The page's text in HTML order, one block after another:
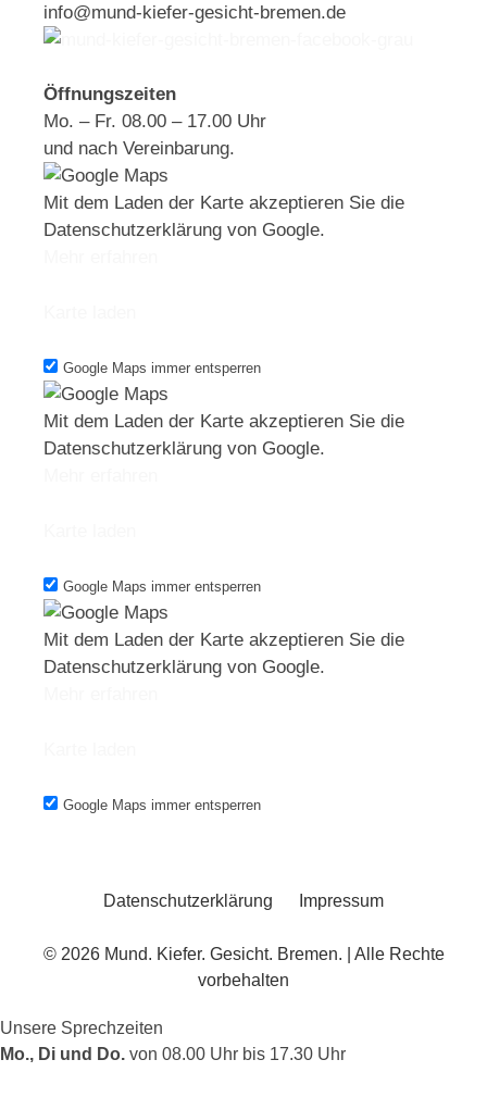
info@mund-kiefer-gesicht-bremen.de
Öffnungszeiten
Mo. – Fr. 08.00 – 17.00 Uhr
und nach Vereinbarung.
Mit dem Laden der Karte akzeptieren Sie die
Datenschutzerklärung von Google.
Google Maps immer entsperren
Mit dem Laden der Karte akzeptieren Sie die
Datenschutzerklärung von Google.
Google Maps immer entsperren
Mit dem Laden der Karte akzeptieren Sie die
Datenschutzerklärung von Google.
Google Maps immer entsperren
Datenschutzerklärung Impressum
© 2026 Mund. Kiefer. Gesicht. Bremen. | Alle Rechte
vorbehalten
Unsere Sprechzeiten
Mo., Di und Do. von 08.00 Uhr bis 17.30 Uhr